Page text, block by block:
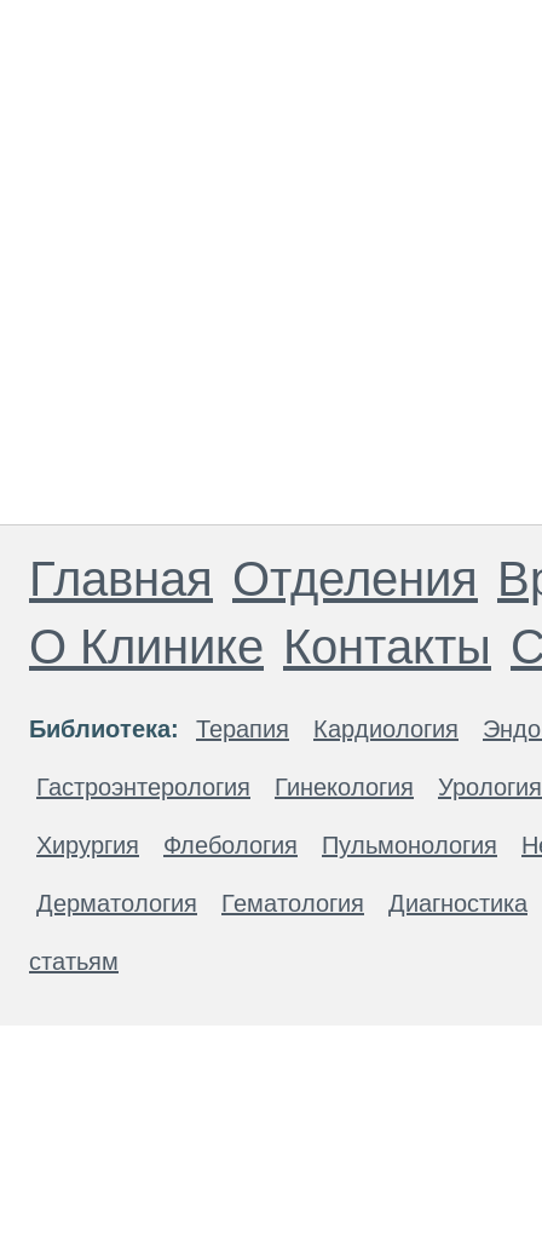
Главная Отделения
О Клинике Контакты
Библиотека: Терапия Кардиология
Гастроэнтерология Гинекология Урология
Хирургия Флебология Пульмонология
Дерматология Гематология Диагностика
статьям